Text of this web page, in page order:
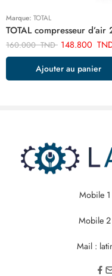
Marque: TOTAL
160.000TND 148.800
Ajouter au panier
Mobile
Mobile
Mail :